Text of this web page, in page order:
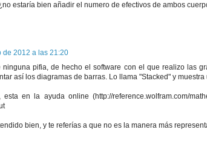
estaría bien añadir el numero de efectivos de ambos
de 2012 a las 21:20
ninguna pifia, de hecho el software con el que realizo las
así los diagramas de barras. Lo llama "Stacked" y
en la ayuda online (http://reference.wolfram.com/
bien, y te referías a que no es la manera más